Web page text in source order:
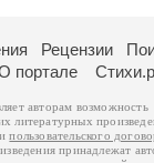
Рецензии
портале
авторам возможность
литературных
пользовательского
принадлежат